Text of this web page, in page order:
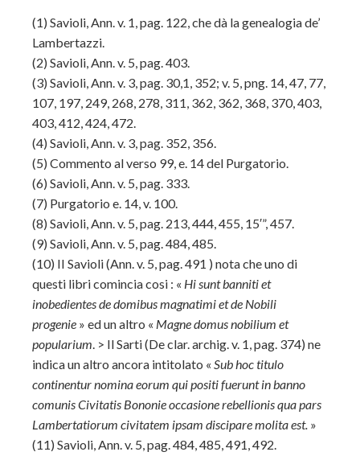
(1) Savioli, Ann. v. 1, pag. 122, che dà la genealogia de’
Lambertazzi.
(2) Savioli, Ann. v. 5, pag. 403.
(3) Savioli, Ann. v. 3, pag. 30,1, 352; v. 5, png. 14, 47, 77,
107, 197, 249, 268, 278, 311, 362, 362, 368, 370, 403,
403, 412, 424, 472.
(4) Savioli, Ann. v. 3, pag. 352, 356.
(5) Commento al verso 99, e. 14 del Purgatorio.
(6) Savioli, Ann. v. 5, pag. 333.
(7) Purgatorio e. 14, v. 100.
(8) Savioli, Ann. v. 5, pag. 213, 444, 455, 15′”, 457.
(9) Savioli, Ann. v. 5, pag. 484, 485.
(10) II Savioli (Ann. v. 5, pag. 491 ) nota che uno di
questi libri comincia cosi : « Hi sunt banniti et
inobedientes de domibus magnatimi et de Nobili
progenie » ed un altro « Magne domus nobilium et
popularium. > Il Sarti (De clar. archig. v. 1, pag. 374) ne
indica un altro ancora intitolato « Sub hoc titulo
continentur nomina eorum qui positi fuerunt in banno
comunis Civitatis Bononie occasione rebellionis qua pars
Lambertatiorum civitatem ipsam discipare molita est. »
(11) Savioli, Ann. v. 5, pag. 484, 485, 491, 492.